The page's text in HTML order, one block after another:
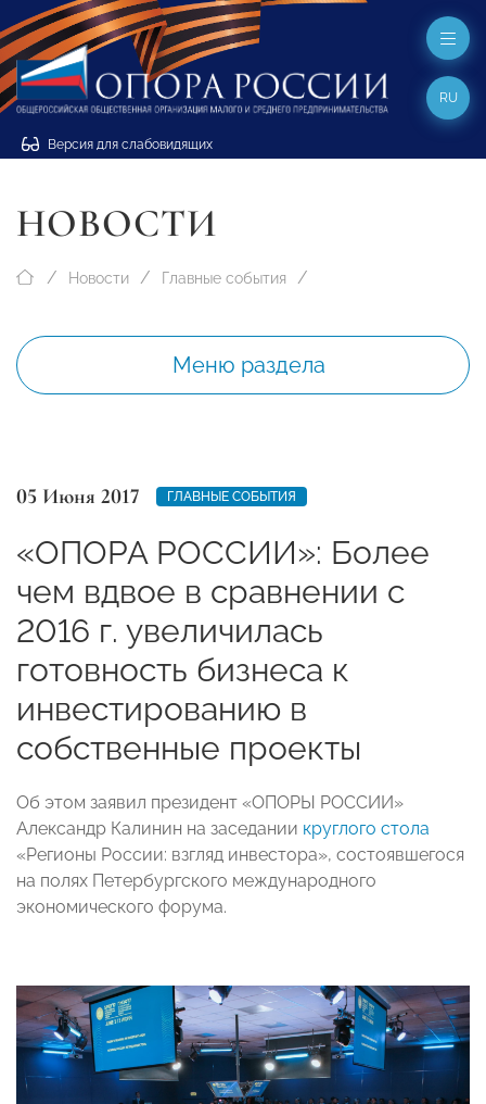
Версия для слабовидящих
RU
НОВОСТИ
Новости Главные события
Меню раздела
05 Июня 2017 ГЛАВНЫЕ СОБЫТИЯ
«ОПОРА РОССИИ»: Более
чем вдвое в сравнении с
2016 г. увеличилась
готовность бизнеса к
инвестированию в
собственные проекты
Об этом заявил президент «ОПОРЫ РОССИИ»
Александр Калинин на заседании круглого стола
«Регионы России: взгляд инвестора», состоявшегося
на полях Петербургского международного
экономического форума.